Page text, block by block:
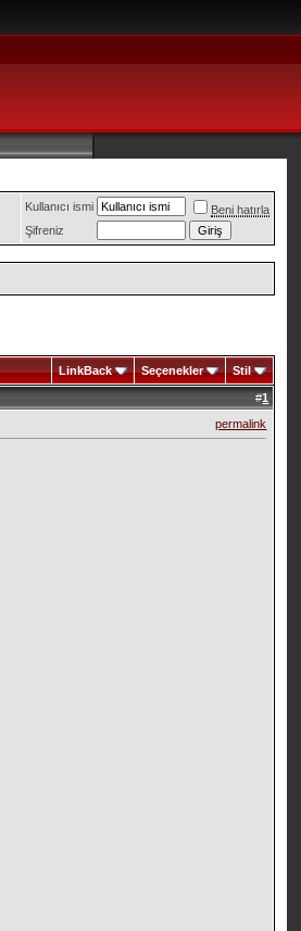
Kullanıcı ismi
Beni hatırla
Şifreniz
LinkBack Seçenekler Stil
#1
permalink